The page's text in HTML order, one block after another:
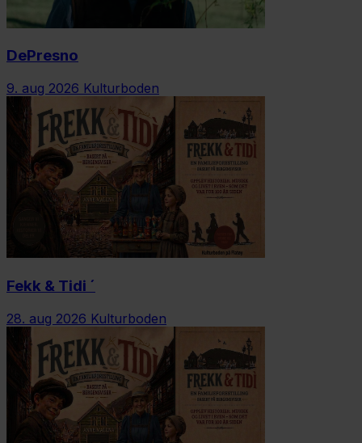
DePresno
9. aug 2026 Kulturboden
Fekk & Tidi ´
28. aug 2026 Kulturboden